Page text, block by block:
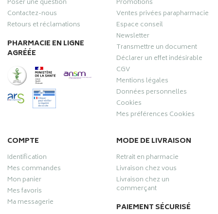
Poser une question
Contactez-nous
Retours et réclamations
PHARMACIE EN LIGNE
AGRÉÉE
Promotions
Ventes privées parapharmacie
Espace conseil
Newsletter
Transmettre un document
Déclarer un effet indésirable
CGV
Mentions légales
Données personnelles
Cookies
Mes préférences Cookies
COMPTE
Identification
Mes commandes
Mon panier
Mes favoris
Ma messagerie
MODE DE LIVRAISON
Retrait en pharmacie
Livraison chez vous
Livraison chez un
commerçant
PAIEMENT SÉCURISÉ